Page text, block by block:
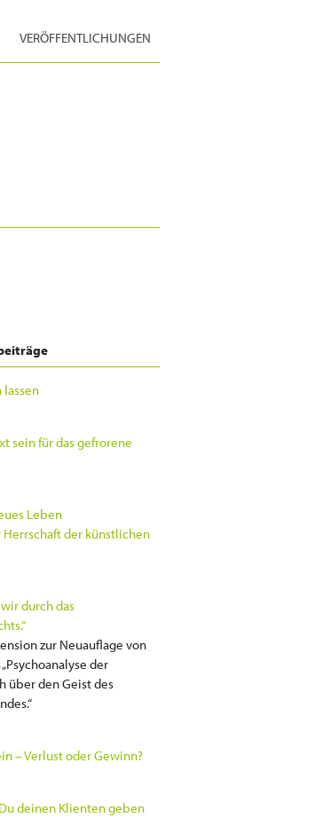
VERÖFFENTLICHUNGEN
sein für das gefrorene
Leben
der künstlichen
durch das
zur Neuauflage von
der
über den Geist des
– Verlust oder Gewinn?
deinen Klienten geben